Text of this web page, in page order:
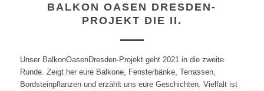
BALKON OASEN DRESDEN-
PROJEKT DIE II.
Unser BalkonOasenDresden-Projekt geht 2021 in die zweite
Runde. Zeigt her eure Balkone, Fensterbänke, Terrassen,
Bordsteinpflanzen und erzählt uns eure Geschichten. Vielfalt ist